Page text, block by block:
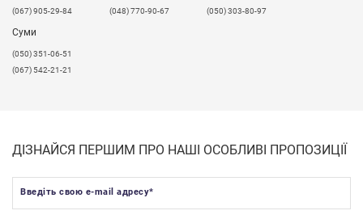
(067) 905-29-84
(048) 770-90-67
(050) 303-80-97
Суми
(050) 351-06-51
(067) 542-21-21
ДІЗНАЙСЯ ПЕРШИМ ПРО НАШІ ОСОБЛИВІ ПРОПОЗИЦІЇ
Введіть свою e-mail адресу*